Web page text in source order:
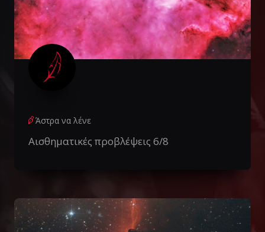
Άστρα να λένε
Αισθηματικές προβλέψεις 6/8